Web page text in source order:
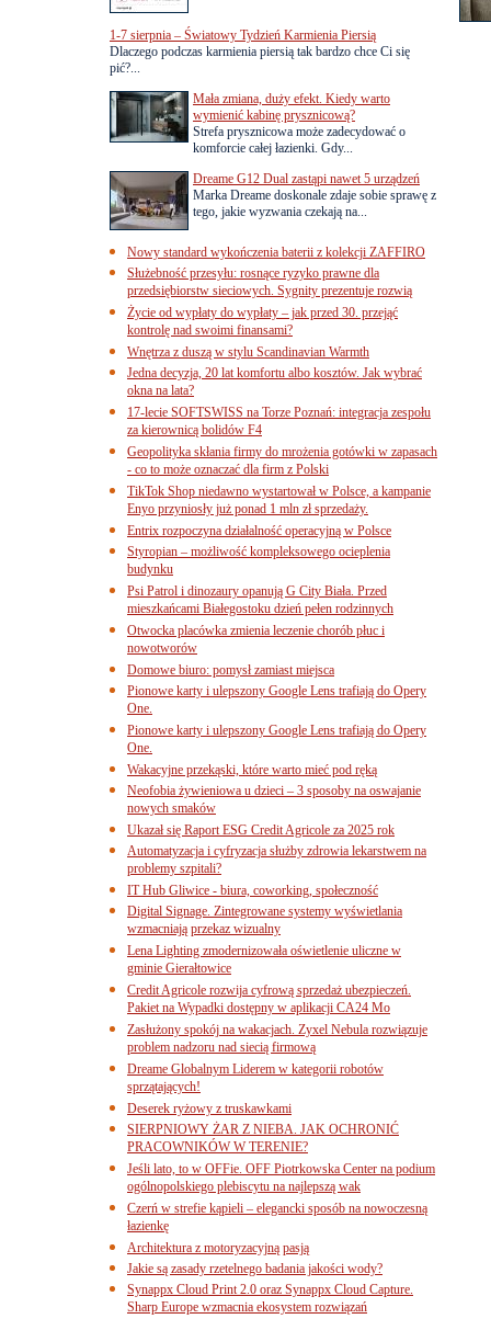
1-7 sierpnia – Światowy Tydzień Karmienia Piersią
Dlaczego podczas karmienia piersią tak bardzo chce Ci się
pić?...
Mała zmiana, duży efekt. Kiedy warto
wymienić kabinę prysznicową?
Strefa prysznicowa może zadecydować o
komforcie całej łazienki. Gdy...
Dreame G12 Dual zastąpi nawet 5 urządzeń
Marka Dreame doskonale zdaje sobie sprawę z
tego, jakie wyzwania czekają na...
Nowy standard wykończenia baterii z kolekcji ZAFFIRO
Służebność przesyłu: rosnące ryzyko prawne dla
przedsiębiorstw sieciowych. Sygnity prezentuje rozwią
Życie od wypłaty do wypłaty – jak przed 30. przejąć
kontrolę nad swoimi finansami?
Wnętrza z duszą w stylu Scandinavian Warmth
Jedna decyzja, 20 lat komfortu albo kosztów. Jak wybrać
okna na lata?
17-lecie SOFTSWISS na Torze Poznań: integracja zespołu
za kierownicą bolidów F4
Geopolityka skłania firmy do mrożenia gotówki w zapasach
- co to może oznaczać dla firm z Polski
TikTok Shop niedawno wystartował w Polsce, a kampanie
Enyo przyniosły już ponad 1 mln zł sprzedaży.
Entrix rozpoczyna działalność operacyjną w Polsce
Styropian – możliwość kompleksowego ocieplenia
budynku
Psi Patrol i dinozaury opanują G City Biała. Przed
mieszkańcami Białegostoku dzień pełen rodzinnych
Otwocka placówka zmienia leczenie chorób płuc i
nowotworów
Domowe biuro: pomysł zamiast miejsca
Pionowe karty i ulepszony Google Lens trafiają do Opery
One.
Pionowe karty i ulepszony Google Lens trafiają do Opery
One.
Wakacyjne przekąski, które warto mieć pod ręką
Neofobia żywieniowa u dzieci – 3 sposoby na oswajanie
nowych smaków
Ukazał się Raport ESG Credit Agricole za 2025 rok
Automatyzacja i cyfryzacja służby zdrowia lekarstwem na
problemy szpitali?
IT Hub Gliwice - biura, coworking, społeczność
Digital Signage. Zintegrowane systemy wyświetlania
wzmacniają przekaz wizualny
Lena Lighting zmodernizowała oświetlenie uliczne w
gminie Gierałtowice
Credit Agricole rozwija cyfrową sprzedaż ubezpieczeń.
Pakiet na Wypadki dostępny w aplikacji CA24 Mo
Zasłużony spokój na wakacjach. Zyxel Nebula rozwiązuje
problem nadzoru nad siecią firmową
Dreame Globalnym Liderem w kategorii robotów
sprzątających!
Deserek ryżowy z truskawkami
SIERPNIOWY ŻAR Z NIEBA. JAK OCHRONIĆ
PRACOWNIKÓW W TERENIE?
Jeśli lato, to w OFFie. OFF Piotrkowska Center na podium
ogólnopolskiego plebiscytu na najlepszą wak
Czerń w strefie kąpieli – elegancki sposób na nowoczesną
łazienkę
Architektura z motoryzacyjną pasją
Jakie są zasady rzetelnego badania jakości wody?
Synappx Cloud Print 2.0 oraz Synappx Cloud Capture.
Sharp Europe wzmacnia ekosystem rozwiązań